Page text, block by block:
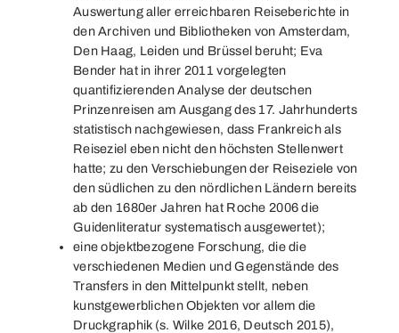
Auswertung aller erreichbaren Reiseberichte in
den Archiven und Bibliotheken von Amsterdam,
Den Haag, Leiden und Brüssel beruht; Eva
Bender hat in ihrer 2011 vorgelegten
quantifizierenden Analyse der deutschen
Prinzenreisen am Ausgang des 17. Jahrhunderts
statistisch nachgewiesen, dass Frankreich als
Reiseziel eben nicht den höchsten Stellenwert
hatte; zu den Verschiebungen der Reiseziele von
den südlichen zu den nördlichen Ländern bereits
ab den 1680er Jahren hat Roche 2006 die
Guidenliteratur systematisch ausgewertet);
eine objektbezogene Forschung, die die
verschiedenen Medien und Gegenstände des
Transfers in den Mittelpunkt stellt, neben
kunstgewerblichen Objekten vor allem die
Druckgraphik (s. Wilke 2016, Deutsch 2015),